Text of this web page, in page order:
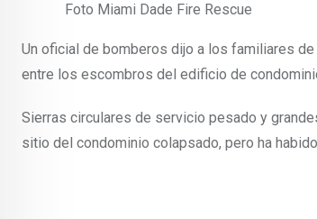
Foto Miami Dade Fire Rescue
Un oficial de bomberos dijo a los familiares
entre los escombros del edificio de
Sierras circulares de servicio pesado y
sitio del condominio colapsado, pero ha